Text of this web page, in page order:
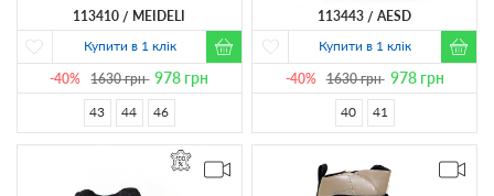
113410
MEIDELI
Купити в 1 клік
-40% 1630грн 978 грн
43 44 46
113443
AESD
Купити в 1 клік
-40% 1630грн 978грн
40 41